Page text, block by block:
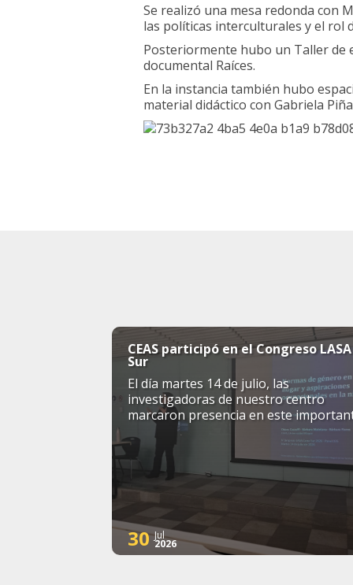
Se realizó una mesa redonda con
las políticas interculturales y el rol
Posteriormente hubo un Taller de
documental Raíces.
En la instancia también hubo
material didáctico con Gabriela
CEAS participó en el Congreso LASA
Sur
El día martes 14 de julio, las
investigadoras de nuestro centro
marcaron presencia en este
simposio internacional
30 Jul
2026